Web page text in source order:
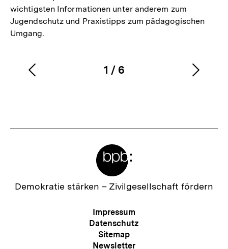
wichtigsten Informationen unter anderem zum
Jugendschutz und Praxistipps zum pädagogischen
Umgang.
Karussellinhalt
1
von
/ 6
Vorherigen
Zur
Demokratie stärken – Zivilgesellschaft fördern
Meta-
Navigation
Impressum
Datenschutz
Sitemap
Newsletter